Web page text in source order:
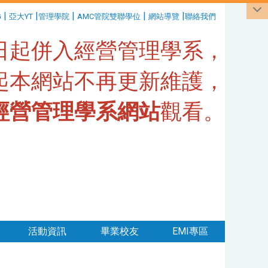
| 亞大YT |管理學院 | AMC管院雙聯學位 | 網站導覽 |聯絡我們
併入經營管理學系，
網站不再更新維護，
營管理學系網站觀看。
活動資訊 畢業校友 EMI專區